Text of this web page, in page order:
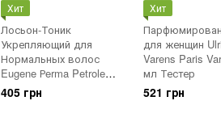
Хит
Лосьон-Тоник
Укрепляющий для
Нормальных волос
Eugene Рerma Petrole
Hahn
405 грн
Хит
для женщин
Varens Paris
мл Тестер
521 грн